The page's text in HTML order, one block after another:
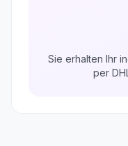
Sie erhalten Ihr
per